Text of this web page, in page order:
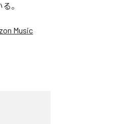
。
Music